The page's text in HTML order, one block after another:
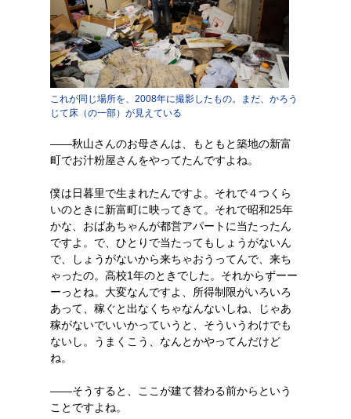
これが同じ場所を、2008年に撮影したもの。まだ、かろう
じて床（の一部）が見えている
――秋山さんのお母さんは、もともと築地の新富
町でお汁粉屋さんをやってたんですよね。
僕は日暮里で生まれたんですよ。それで４つくら
いのときに新富町に映ってきて。それで昭和25年
かな、おばあちゃんが都営アパートに当たったん
ですよ。で、ひとりで当たってもしょうがないん
で、しょうがないから来ちゃおうってんで、来ち
ゃったの。高校1年のときでした。それからずーー
ーっとね。大変なんですよ、所得制限がいろいろ
あって、稼ぐと出なくちゃなんないしね、じゃあ
稼がないでいいかっていうと、そういうわけでも
ないし。うまくこう、なんとかやってんだけど
ね。
――そうすると、ここが建て替わる前からという
ことですよね。